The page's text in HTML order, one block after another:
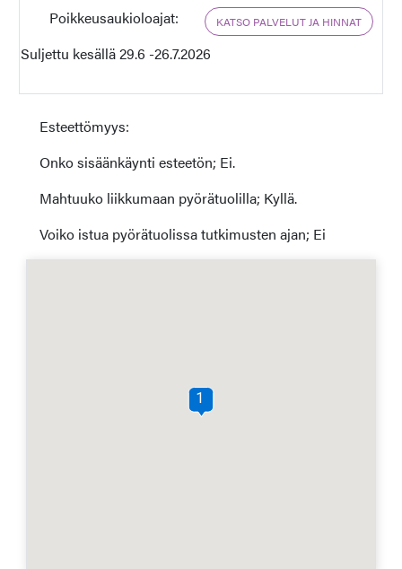
Poikkeusaukioloajat:
Suljettu kesällä 29.6 -26.7.2026
KATSO PALVELUT JA HINNAT
Esteettömyys:
Onko sisäänkäynti esteetön; Ei.
Mahtuuko liikkumaan pyörätuolilla; Kyllä.
Voiko istua pyörätuolissa tutkimusten ajan; Ei
1